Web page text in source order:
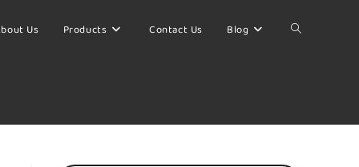
Us Products Contact Us Blog